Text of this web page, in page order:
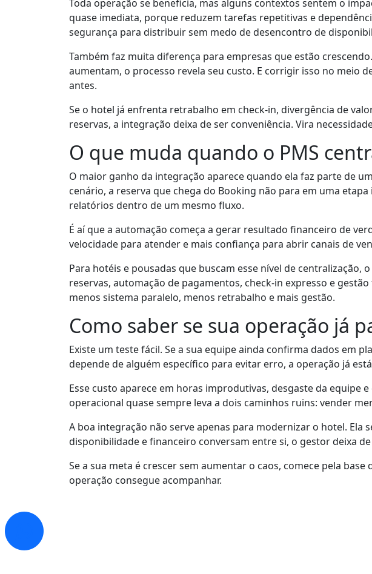
Toda operação se beneficia, mas alguns contextos sentem o
quase imediata, porque reduzem tarefas repetitivas e
segurança para distribuir sem medo de desencontro de
Também faz muita diferença para empresas que estão
aumentam, o processo revela seu custo. E corrigir isso no meio
antes.
Se o hotel já enfrenta retrabalho em check-in, divergência de
reservas, a integração deixa de ser conveniência. Vira
O que muda quando o PMS
O maior ganho da integração aparece quando ela faz parte de
cenário, a reserva que chega do Booking não para em uma
relatórios dentro de um mesmo fluxo.
É aí que a automação começa a gerar resultado financeiro de
velocidade para atender e mais confiança para abrir canais de
Para hotéis e pousadas que buscam esse nível de
reservas, automação de pagamentos, check-in expresso e
menos sistema paralelo, menos retrabalho e mais gestão.
Como saber se sua operação já
Existe um teste fácil. Se a sua equipe ainda confirma dados em
depende de alguém específico para evitar erro, a operação já
Esse custo aparece em horas improdutivas, desgaste da equipe
operacional quase sempre leva a dois caminhos ruins: vender
A boa integração não serve apenas para modernizar o hotel.
disponibilidade e financeiro conversam entre si, o gestor deixa
Se a sua meta é crescer sem aumentar o caos, comece pela
operação consegue acompanhar.